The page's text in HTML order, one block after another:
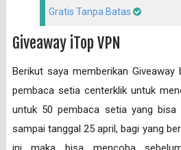
Gratis Tanpa Batas
Giveaway iTop VPN
Berikut saya memberikan
pembaca setia centerklik untuk
untuk 50 pembaca setia yang bisa
sampai tanggal 25 april, bagi yang